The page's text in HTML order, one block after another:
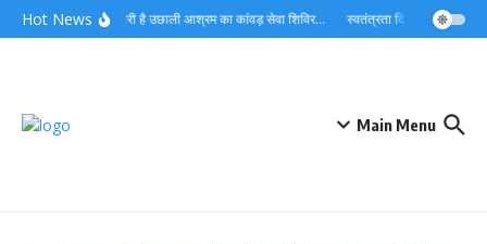
Skip to content
Hot Newsलगातार जारी है उछाली आश्रम का कांवड़ सेवा शिविर… स्वतंत्रता दिवस को देशभक्ति
Main Menu